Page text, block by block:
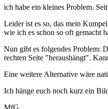
ich habe ein kleines Problem.
Leider ist es so, das mein
wie ich es schon so oft gemacht
Nun gibt es folgendes Problem:
rechten Seite "heraushängt".
Eine weitere Alternative wäre
Ich hänge euch noch kurz ein
MfG